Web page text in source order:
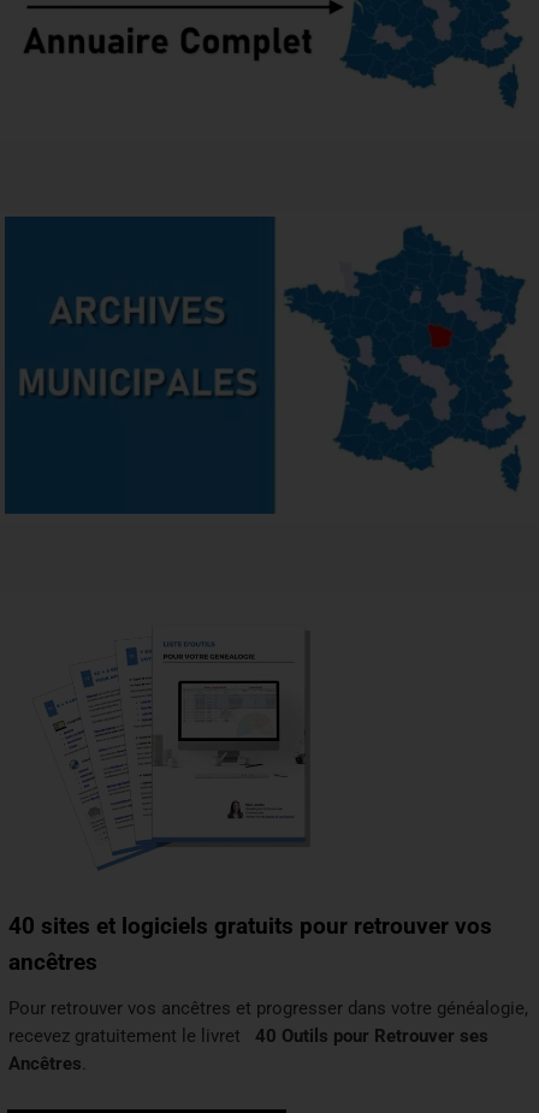
40 sites et logiciels gratuits pour retrouver vos
ancêtres
Pour retrouver vos ancêtres et progresser dans votre généalogie,
recevez gratuitement le livret 40 Outils pour Retrouver ses
Ancêtres.